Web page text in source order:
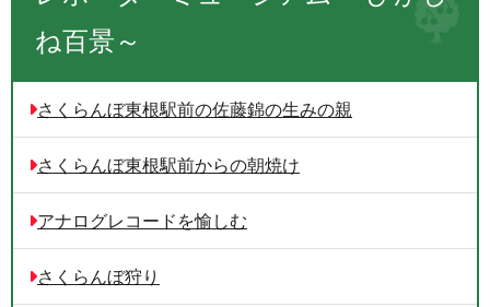
ね百景～
さくらんぼ東根駅前の佐藤錦の生みの親
さくらんぼ東根駅前からの朝焼け
アナログレコードを愉しむ
さくらんぼ狩り